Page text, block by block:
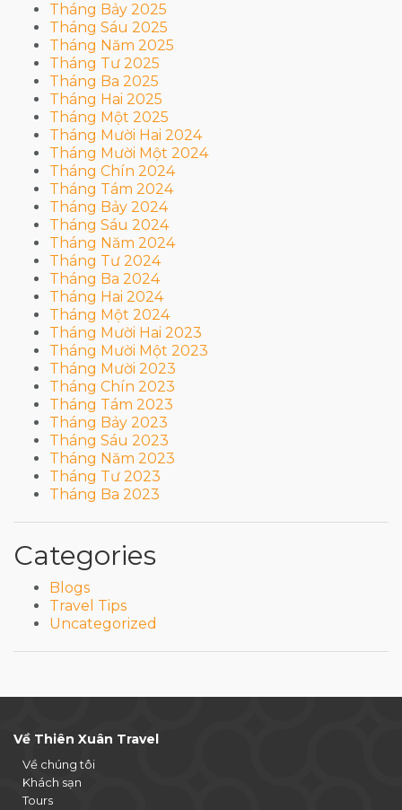
Tháng Bảy 2025
Tháng Sáu 2025
Tháng Năm 2025
Tháng Tư 2025
Tháng Ba 2025
Tháng Hai 2025
Tháng Một 2025
Tháng Mười Hai 2024
Tháng Mười Một 2024
Tháng Chín 2024
Tháng Tám 2024
Tháng Bảy 2024
Tháng Sáu 2024
Tháng Năm 2024
Tháng Tư 2024
Tháng Ba 2024
Tháng Hai 2024
Tháng Một 2024
Tháng Mười Hai 2023
Tháng Mười Một 2023
Tháng Mười 2023
Tháng Chín 2023
Tháng Tám 2023
Tháng Bảy 2023
Tháng Sáu 2023
Tháng Năm 2023
Tháng Tư 2023
Tháng Ba 2023
Categories
Blogs
Travel Tips
Uncategorized
Về Thiên Xuân Travel
Về chúng tôi
Khách sạn
Tours